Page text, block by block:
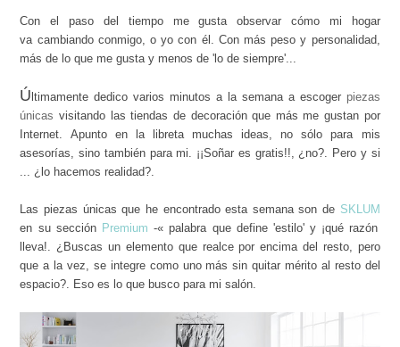
Con el paso del tiempo me gusta observar cómo mi hogar
va cambiando conmigo, o yo con él. Con más peso y personalidad,
más de lo que me gusta y menos de 'lo de siempre'...
Últimamente dedico varios minutos a la semana a escoger piezas
únicasvisitando las tiendas de decoración que más me gustan por
Internet. Apunto en la libreta muchas ideas, no sólo para mis
asesorías, sino también para mi. ¡¡Soñar es gratis!!, ¿no?. Pero y si
... ¿lo hacemos realidad?.
Las piezas únicas que he encontrado esta semana son de SKLUM
en su sección Premium -« palabra que define 'estilo' y ¡qué razón
lleva!. ¿Buscas un elemento que realce por encima del resto, pero
que a la vez, se integre como uno más sin quitar mérito al resto del
espacio?. Eso es lo que busco para mi salón.